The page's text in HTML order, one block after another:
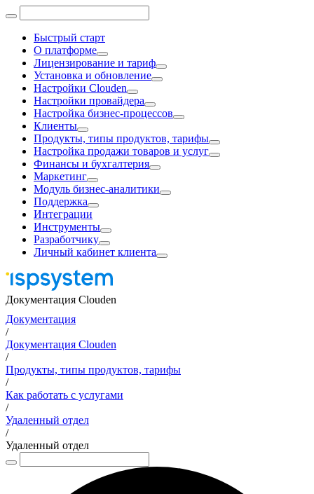
Быстрый старт
О платформе
Лицензирование и тариф
Установка и обновление
Настройки Clouden
Настройки провайдера
Настройка бизнес-процессов
Клиенты
Продукты, типы продуктов, тарифы
Настройка продажи товаров и услуг
Финансы и бухгалтерия
Маркетинг
Модуль бизнес-аналитики
Поддержка
Интеграции
Инструменты
Разработчику
Личный кабинет клиента
Документация Clouden
Документация
/
Документация Clouden
/
Продукты, типы продуктов, тарифы
/
Как работать с услугами
/
Удаленный отдел
/
Удаленный отдел